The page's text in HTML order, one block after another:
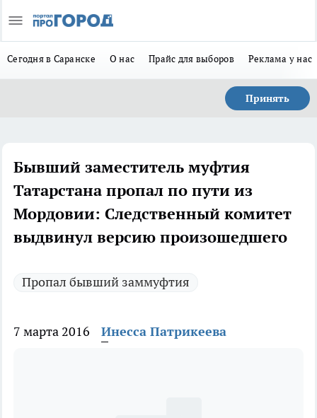
Сегодня в Саранске О нас Прайс для выборов Реклама у нас
Принять
Бывший заместитель муфтия
Татарстана пропал по пути из
Мордовии: Следственный комитет
выдвинул версию произошедшего
Пропал бывший заммуфтия
7 марта 2016 Инесса Патрикеева